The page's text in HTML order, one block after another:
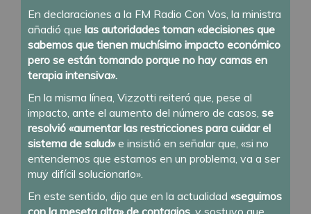
En declaraciones a la FM Radio Con Vos, la ministra
añadió que las autoridades toman «decisiones que
sabemos que tienen muchísimo impacto económico
pero se están tomando porque no hay camas en
terapia intensiva».
En la misma línea, Vizzotti reiteró que, pese al
impacto, ante el aumento del número de casos, se
resolvió «aumentar las restricciones para cuidar el
sistema de salud»e insistió en señalar que, «si no
entendemos que estamos en un problema, va a ser
muy difícil solucionarlo».
En este sentido, dijo que en la actualidad «seguimos